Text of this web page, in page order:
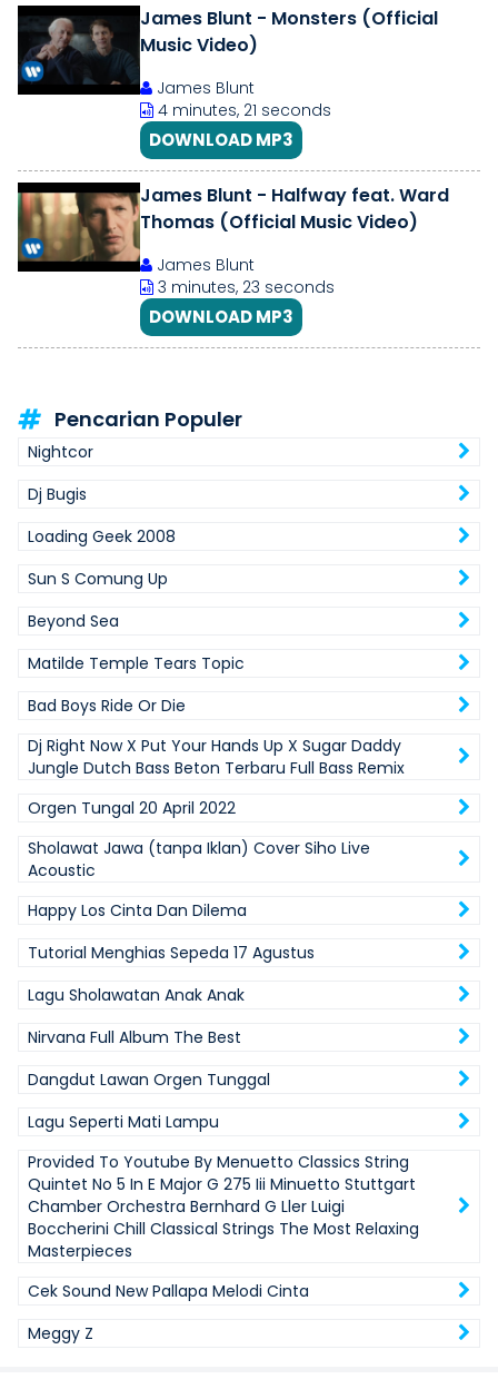
James Blunt - Monsters (Official
Music Video)
James Blunt
4 minutes, 21 seconds
DOWNLOAD MP3
James Blunt - Halfway feat. Ward
Thomas (Official Music Video)
James Blunt
3 minutes, 23 seconds
DOWNLOAD MP3
Pencarian Populer
Nightcor
Dj Bugis
Loading Geek 2008
Sun S Comung Up
Beyond Sea
Matilde Temple Tears Topic
Bad Boys Ride Or Die
Dj Right Now X Put Your Hands Up X Sugar Daddy
Jungle Dutch Bass Beton Terbaru Full Bass Remix
Orgen Tungal 20 April 2022
Sholawat Jawa (tanpa Iklan) Cover Siho Live
Acoustic
Happy Los Cinta Dan Dilema
Tutorial Menghias Sepeda 17 Agustus
Lagu Sholawatan Anak Anak
Nirvana Full Album The Best
Dangdut Lawan Orgen Tunggal
Lagu Seperti Mati Lampu
Provided To Youtube By Menuetto Classics String
Quintet No 5 In E Major G 275 Iii Minuetto Stuttgart
Chamber Orchestra Bernhard G Ller Luigi
Boccherini Chill Classical Strings The Most Relaxing
Masterpieces
Cek Sound New Pallapa Melodi Cinta
Meggy Z